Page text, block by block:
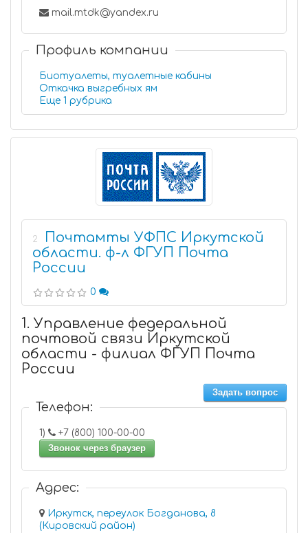
mail.mtdk@yandex.ru
Профиль компании
Биотуалеты, туалетные кабины
Откачка выгребных ям
Еще 1 рубрика
2
Почтамты УФПС Иркутской
области. ф-л ФГУП Почта
России
0
1. Управление федеральной
почтовой связи Иркутской
области - филиал ФГУП Почта
России
Задать вопрос
Телефон:
1)
+7 (800) 100-00-00
Звонок через браузер
Адрес:
Иркутск, переулок Богданова, 8
(Кировский район)